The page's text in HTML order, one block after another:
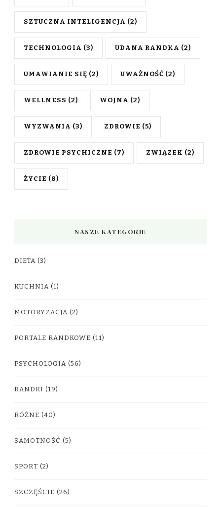
SZTUCZNA INTELIGENCJA (2)
TECHNOLOGIA (3) UDANA RANDKA (2)
UMAWIANIE SIĘ (2) UWAŻNOŚĆ (2)
WELLNESS (2) WOJNA (2)
WYZWANIA (3) ZDROWIE (5)
ZDROWIE PSYCHICZNE (7) ZWIĄZEK (2)
ŻYCIE (8)
NASZE KATEGORIE
DIETA (3)
KUCHNIA (1)
MOTORYZACJA (2)
PORTALE RANDKOWE (11)
PSYCHOLOGIA (56)
RANDKI (19)
RÓŻNE (40)
SAMOTNOŚĆ (5)
SPORT (2)
SZCZĘŚCIE (26)